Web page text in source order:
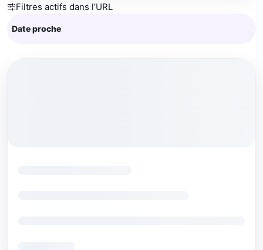
Filtres actifs dans l’URL